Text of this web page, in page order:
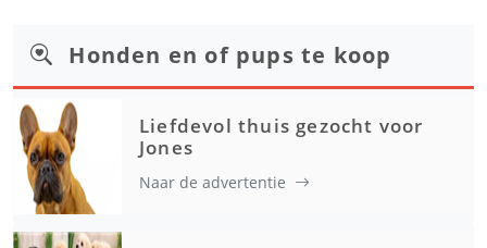
Honden en of pups te koop
Liefdevol thuis gezocht voor
Jones
Naar de advertentie